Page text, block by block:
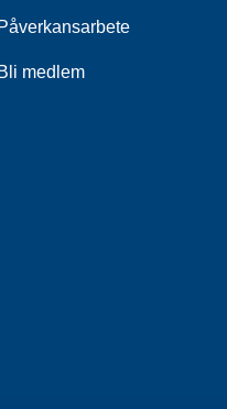
Påverkansarbete
Bli medlem